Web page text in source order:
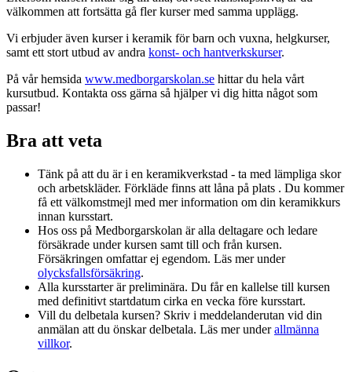
välkommen att fortsätta gå fler kurser med samma upplägg.
Vi erbjuder även kurser i keramik för barn och vuxna, helgkurser,
samt ett stort utbud av andra konst- och hantverkskurser.
På vår hemsida www.medborgarskolan.se hittar du hela vårt
kursutbud. Kontakta oss gärna så hjälper vi dig hitta något som
passar!
Bra att veta
Tänk på att du är i en keramikverkstad - ta med lämpliga skor
och arbetskläder. Förkläde finns att låna på plats . Du kommer
få ett välkomstmejl med mer information om din keramikkurs
innan kursstart.
Hos oss på Medborgarskolan är alla deltagare och ledare
försäkrade under kursen samt till och från kursen.
Försäkringen omfattar ej egendom. Läs mer under
olycksfallsförsäkring.
Alla kursstarter är preliminära. Du får en kallelse till kursen
med definitivt startdatum cirka en vecka före kursstart.
Vill du delbetala kursen? Skriv i meddelanderutan vid din
anmälan att du önskar delbetala. Läs mer underallmänna
villkor.